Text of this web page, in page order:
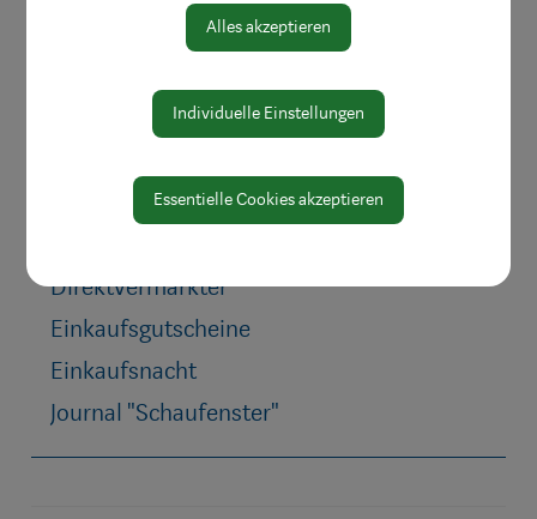
Wohnen & Werken
Beraten & Informieren
Direktvermarkter
Einkaufsgutscheine
Einkaufsnacht
Journal "Schaufenster"
Alles akzeptieren
Individuelle Einstellungen
Essentielle Cookies akzeptieren